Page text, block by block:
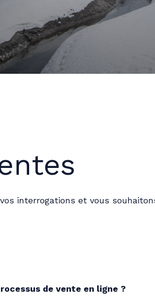
interrogations et vous
de vente en ligne ?
Févr.